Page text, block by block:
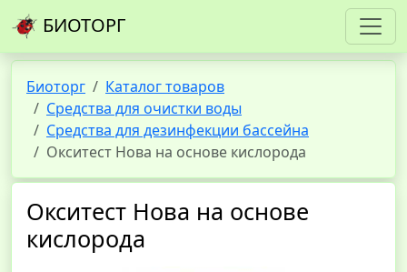
БИОТОРГ
Биоторг
Каталог товаров
Средства для очистки воды
Средства для дезинфекции бассейна
Окситест Нова на основе кислорода
Окситест Нова на основе
кислорода